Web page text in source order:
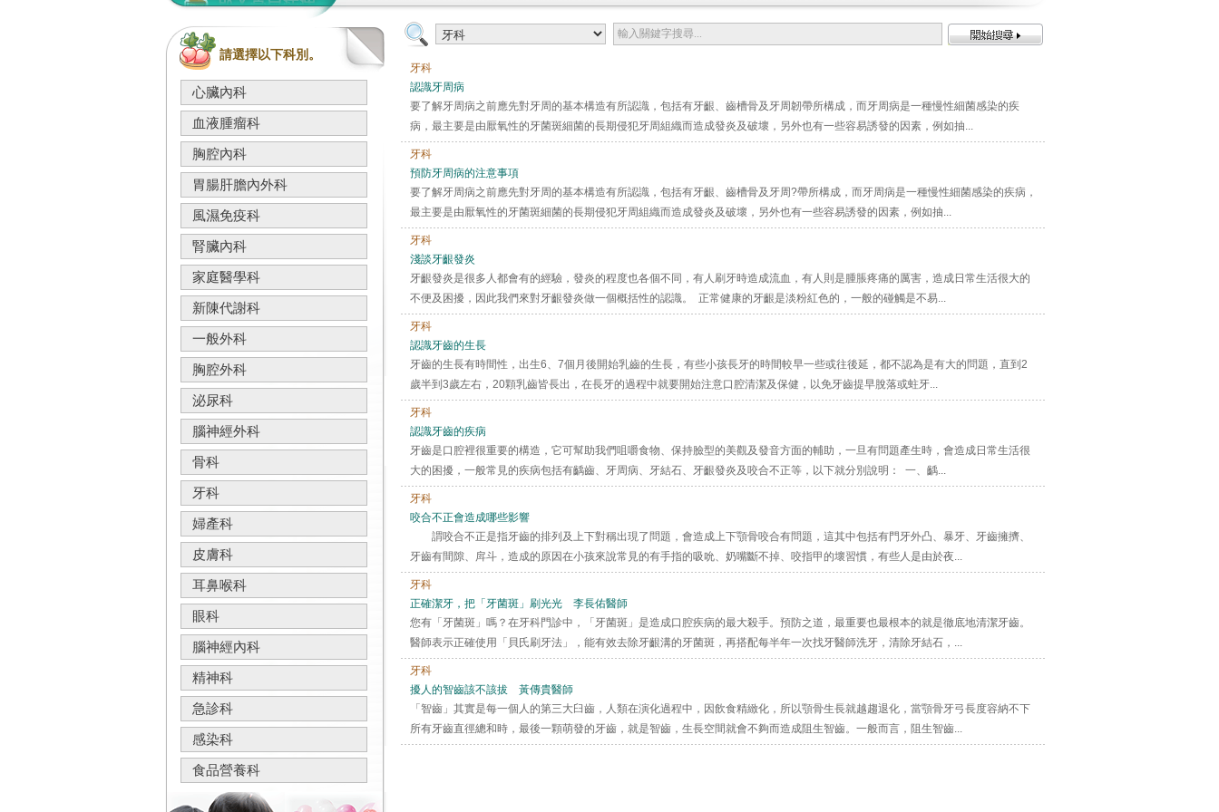
請選擇以下科別。
心臟內科
血液腫瘤科
胸腔內科
胃腸肝膽內外科
風濕免疫科
腎臟內科
家庭醫學科
新陳代謝科
一般外科
胸腔外科
泌尿科
腦神經外科
骨科
牙科
婦產科
皮膚科
耳鼻喉科
眼科
腦神經內科
精神科
急診科
感染科
食品營養科
牙科
認識牙周病
要了解牙周病之前應先對牙周的基本構造有所認識，包括有牙齦、齒槽骨及牙周韌帶所構成，而牙周病是一種慢性細菌感染的疾
病，最主要是由厭氧性的牙菌斑細菌的長期侵犯牙周組織而造成發炎及破壞，另外也有一些容易誘發的因素，例如抽...
牙科
預防牙周病的注意事項
要了解牙周病之前應先對牙周的基本構造有所認識，包括有牙齦、齒槽骨及牙周?帶所構成，而牙周病是一種慢性細菌感染的疾病，
最主要是由厭氧性的牙菌斑細菌的長期侵犯牙周組織而造成發炎及破壞，另外也有一些容易誘發的因素，例如抽...
牙科
淺談牙齦發炎
牙齦發炎是很多人都會有的經驗，發炎的程度也各個不同，有人刷牙時造成流血，有人則是腫脹疼痛的厲害，造成日常生活很大的
不便及困擾，因此我們來對牙齦發炎做一個概括性的認識。 正常健康的牙齦是淡粉紅色的，一般的碰觸是不易...
牙科
認識牙齒的生長
牙齒的生長有時間性，出生6、7個月後開始乳齒的生長，有些小孩長牙的時間較早一些或往後延，都不認為是有大的問題，直到2
歲半到3歲左右，20顆乳齒皆長出，在長牙的過程中就要開始注意口腔清潔及保健，以免牙齒提早脫落或蛀牙...
牙科
認識牙齒的疾病
牙齒是口腔裡很重要的構造，它可幫助我們咀嚼食物、保持臉型的美觀及發音方面的輔助，一旦有問題產生時，會造成日常生活很
大的困擾，一般常見的疾病包括有齲齒、牙周病、牙結石、牙齦發炎及咬合不正等，以下就分別說明： 一、齲...
牙科
咬合不正會造成哪些影響
謂咬合不正是指牙齒的排列及上下對稱出現了問題，會造成上下顎骨咬合有問題，這其中包括有門牙外凸、暴牙、牙齒擁擠、
牙齒有間隙、戽斗，造成的原因在小孩來說常見的有手指的吸吮、奶嘴斷不掉、咬指甲的壞習慣，有些人是由於夜...
牙科
正確潔牙，把「牙菌斑」刷光光 李長佑醫師
您有「牙菌斑」嗎？在牙科門診中，「牙菌斑」是造成口腔疾病的最大殺手。預防之道，最重要也最根本的就是徹底地清潔牙齒。
醫師表示正確使用「貝氏刷牙法」，能有效去除牙齦溝的牙菌斑，再搭配每半年一次找牙醫師洗牙，清除牙結石，...
牙科
擾人的智齒該不該拔 黃傳貴醫師
「智齒」其實是每一個人的第三大臼齒，人類在演化過程中，因飲食精緻化，所以顎骨生長就越趨退化，當顎骨牙弓長度容納不下
所有牙齒直徑總和時，最後一顆萌發的牙齒，就是智齒，生長空間就會不夠而造成阻生智齒。一般而言，阻生智齒...